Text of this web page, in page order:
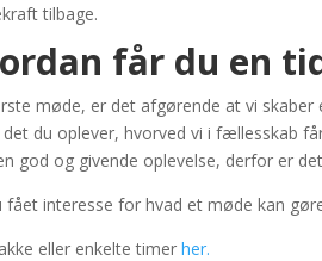
tilbage.
får du en
møde, er det afgørende at vi
du oplever, hvorved vi i fællesskab
god og givende oplevelse, derfor er
fået interesse for hvad et møde kan
eller enkelte timer her.